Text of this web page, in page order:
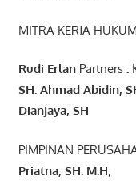
MITRA KERJA HUKUM
Rudi ErlanPartners :
SH. Ahmad Abidin,
Dianjaya, SH
PIMPINAN
Priatna, SH . M.H,